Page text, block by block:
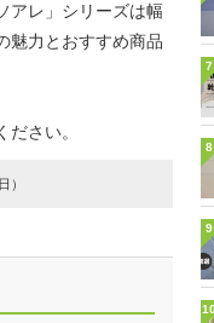
アレ」シリーズは幅
魅力とおすすめ商品
さい。
）
7
8
9